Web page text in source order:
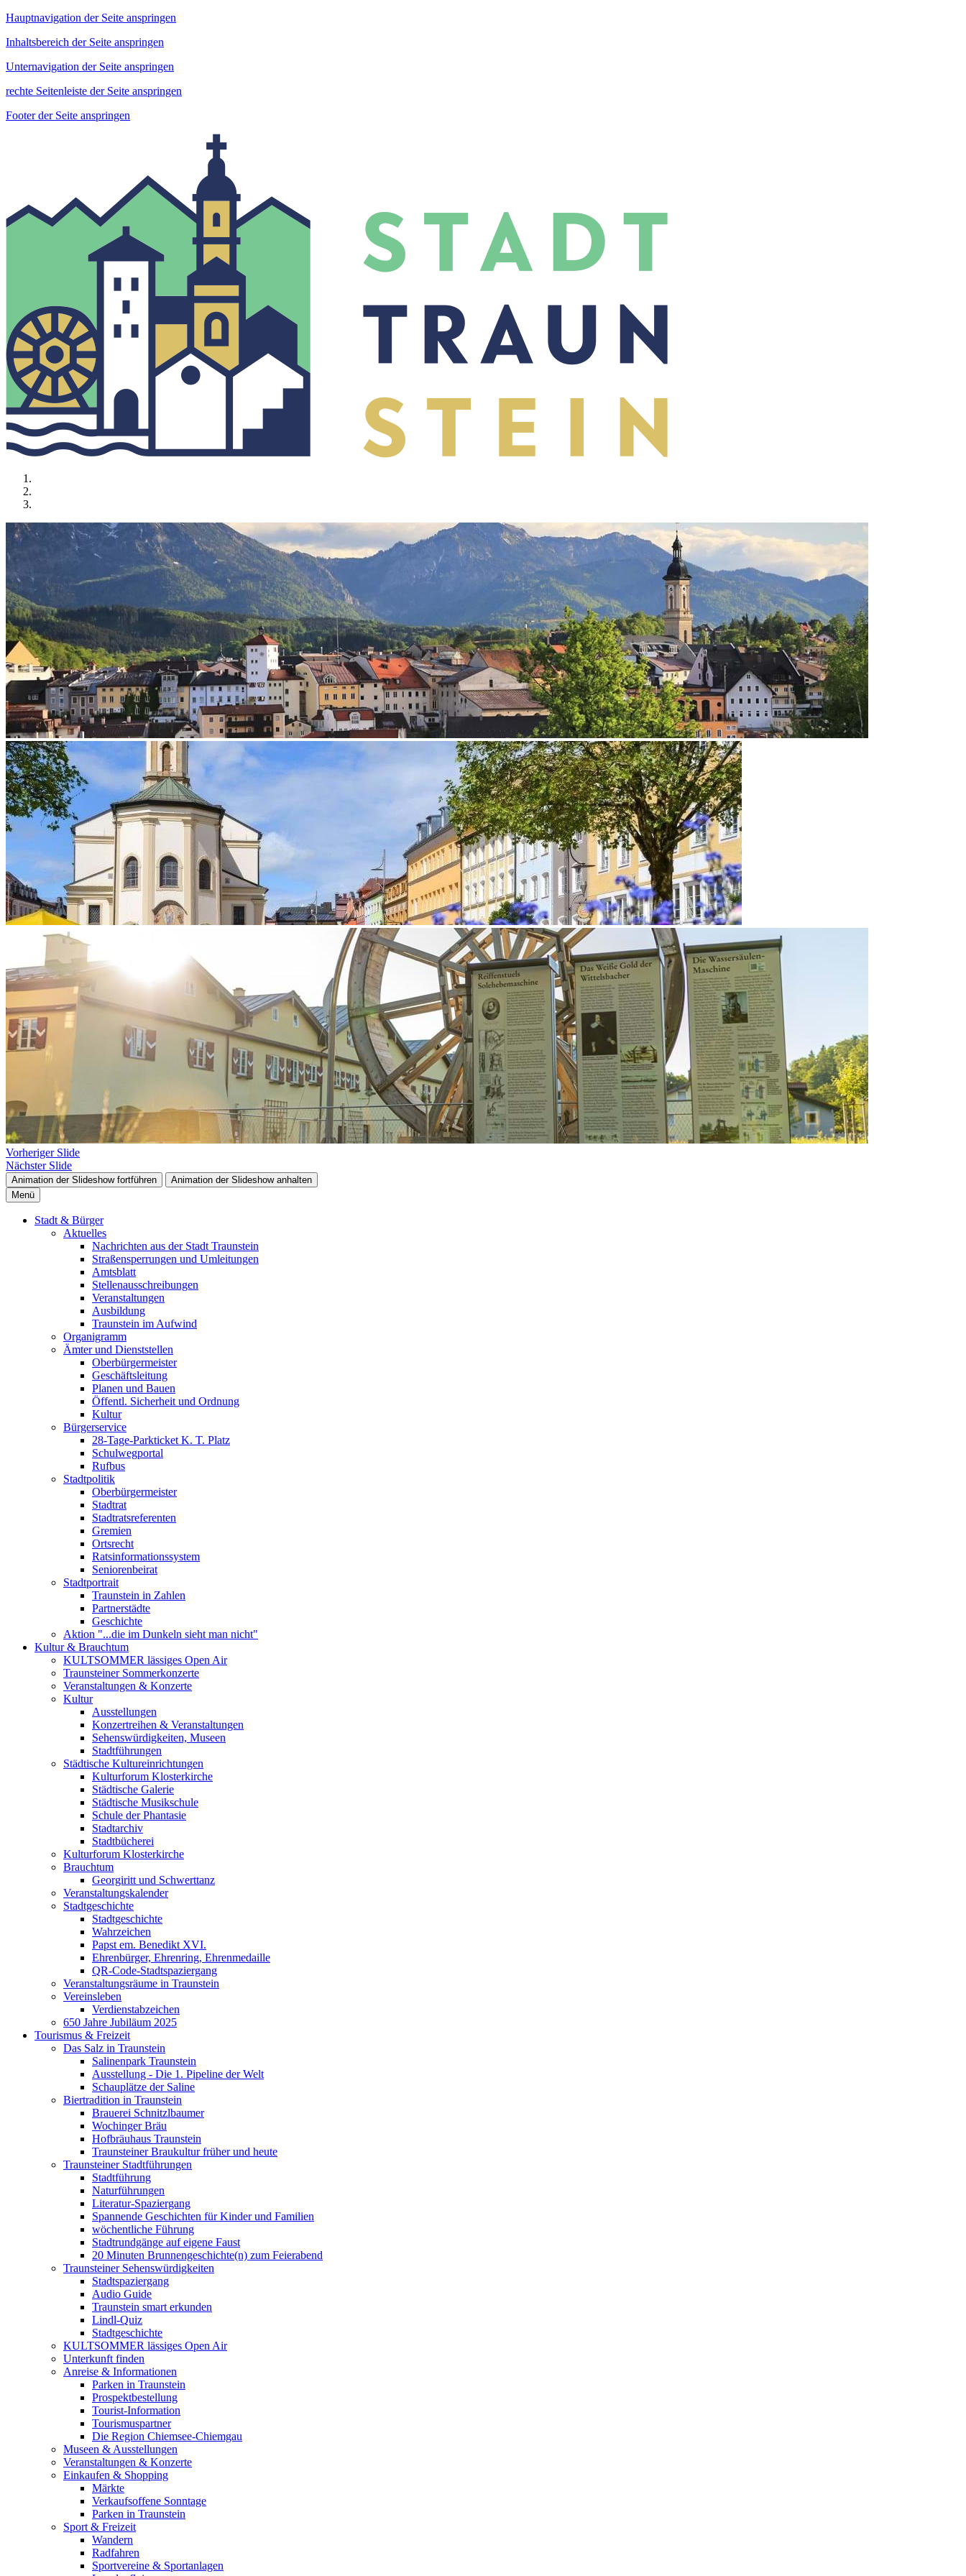
Hauptnavigation der Seite anspringen
Inhaltsbereich der Seite anspringen
Unternavigation der Seite anspringen
rechte Seitenleiste der Seite anspringen
Footer der Seite anspringen
Vorheriger Slide
Nächster Slide
Animation der Slideshow fortführen
Animation der Slideshow anhalten
Menü
Stadt & Bürger
Aktuelles
Nachrichten aus der Stadt Traunstein
Straßensperrungen und Umleitungen
Amtsblatt
Stellenausschreibungen
Veranstaltungen
Ausbildung
Traunstein im Aufwind
Organigramm
Ämter und Dienststellen
Oberbürgermeister
Geschäftsleitung
Planen und Bauen
Öffentl. Sicherheit und Ordnung
Kultur
Bürgerservice
28-Tage-Parkticket K. T. Platz
Schulwegportal
Rufbus
Stadtpolitik
Oberbürgermeister
Stadtrat
Stadtratsreferenten
Gremien
Ortsrecht
Ratsinformationssystem
Seniorenbeirat
Stadtportrait
Traunstein in Zahlen
Partnerstädte
Geschichte
Aktion "...die im Dunkeln sieht man nicht"
Kultur & Brauchtum
KULTSOMMER lässiges Open Air
Traunsteiner Sommerkonzerte
Veranstaltungen & Konzerte
Kultur
Ausstellungen
Konzertreihen & Veranstaltungen
Sehenswürdigkeiten, Museen
Stadtführungen
Städtische Kultureinrichtungen
Kulturforum Klosterkirche
Städtische Galerie
Städtische Musikschule
Schule der Phantasie
Stadtarchiv
Stadtbücherei
Kulturforum Klosterkirche
Brauchtum
Georgiritt und Schwerttanz
Veranstaltungskalender
Stadtgeschichte
Stadtgeschichte
Wahrzeichen
Papst em. Benedikt XVI.
Ehrenbürger, Ehrenring, Ehrenmedaille
QR-Code-Stadtspaziergang
Veranstaltungsräume in Traunstein
Vereinsleben
Verdienstabzeichen
650 Jahre Jubiläum 2025
Tourismus & Freizeit
Das Salz in Traunstein
Salinenpark Traunstein
Ausstellung - Die 1. Pipeline der Welt
Schauplätze der Saline
Biertradition in Traunstein
Brauerei Schnitzlbaumer
Wochinger Bräu
Hofbräuhaus Traunstein
Traunsteiner Braukultur früher und heute
Traunsteiner Stadtführungen
Stadtführung
Naturführungen
Literatur-Spaziergang
Spannende Geschichten für Kinder und Familien
wöchentliche Führung
Stadtrundgänge auf eigene Faust
20 Minuten Brunnengeschichte(n) zum Feierabend
Traunsteiner Sehenswürdigkeiten
Stadtspaziergang
Audio Guide
Traunstein smart erkunden
Lindl-Quiz
Stadtgeschichte
KULTSOMMER lässiges Open Air
Unterkunft finden
Anreise & Informationen
Parken in Traunstein
Prospektbestellung
Tourist-Information
Tourismuspartner
Die Region Chiemsee-Chiemgau
Museen & Ausstellungen
Veranstaltungen & Konzerte
Einkaufen & Shopping
Märkte
Verkaufsoffene Sonntage
Parken in Traunstein
Sport & Freizeit
Wandern
Radfahren
Sportvereine & Sportanlagen